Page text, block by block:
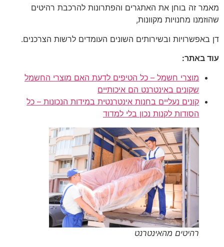
מאמר זה בוחן את האתגרים והפתרונות להרכבת רהיטים
שהוזמנו מחנויות מקוונות,
דן באפשרויות ובשירותים השונים העומדים לרשות הצרכנים.
עוד באתר:
מוצרי חשמל – כל הטיפים לדעת האם מוצרי החשמל
שקונים באינטרנט הם איכותיים
קונים נעליים בחנות אינטרנטית במידות הנכונות – כל
הסודות לקנות נכון בלי למדוד
רהיטים מהאינטרנט